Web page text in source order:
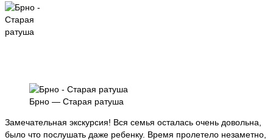
Брно — Старая ратуша
Замечательная экскурсия! Вся семья осталась очень довольна,
было что послушать даже ребенку. Время пролетело незаметно,